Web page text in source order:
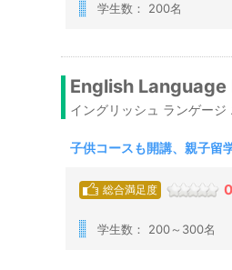
学生数： 200名
English
イングリッシュ ランゲー
子供コースも開講、親子留
総合満足度
学生数： 200～300名